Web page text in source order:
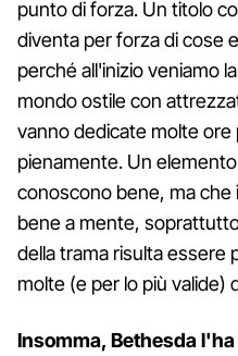
punto di forza. Un titolo
diventa per forza di cose
perché all'inizio veniamo
mondo ostile con
vanno dedicate molte
pienamente. Un
conoscono bene, ma
bene a mente,
della trama risulta essere
molte (e per lo più valide)
Insomma, Bethesda